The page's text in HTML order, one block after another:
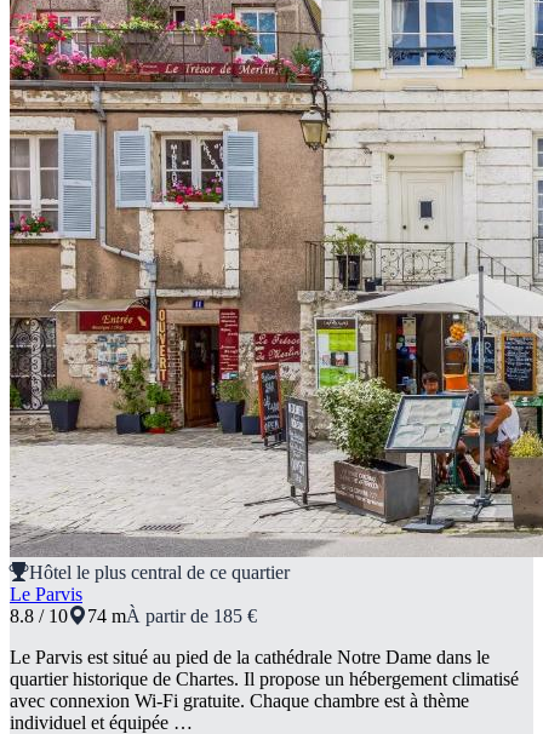
Hôtel le plus central de ce quartier
Le Parvis
8.8 / 10
74 mÀ partir de 185 €
Le Parvis est situé au pied de la cathédrale Notre Dame dans le
quartier historique de Chartes. Il propose un hébergement climatisé
avec connexion Wi-Fi gratuite. Chaque chambre est à thème
individuel et équipée …